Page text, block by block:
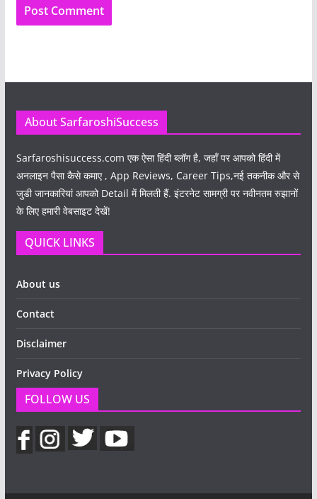
About SarfaroshiSuccess
Sarfaroshisuccess.com एक ऐसा हिंदी ब्लॉग है, जहाँ पर आपको हिंदी में
अनलाइन पैसा कैसे कमाए , App Reviews, Career Tips,नई तकनीक और से
जुडी जानकारियां आपको Detail में मिलती हैं. इंटरनेट सामग्री पर नवीनतम रुझानों
के लिए हमारी वेबसाइट देखें!
QUICK LINKS
About us
Contact
Disclaimer
Privacy Policy
FOLLOW US